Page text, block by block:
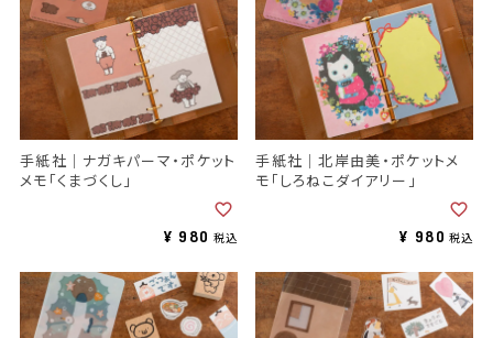
手紙社｜ナガキパーマ・ポケット
メモ「くまづくし」
¥ 980 税込
手紙社｜北岸由美・ポケットメ
モ「しろねこダイアリー」
¥ 980 税込